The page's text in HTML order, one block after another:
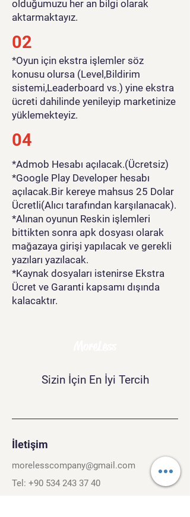
olduğumuzu her an bilgi olarak
aktarmaktayız.
02
*Oyun için ekstra işlemler söz
konusu olursa (Level,Bildirim
sistemi,Leaderboard vs.) yine ekstra
ücreti dahilinde yenileyip marketinize
yüklemekteyiz.
04
*Admob Hesabı açılacak.(Ücretsiz)
*Google Play Developer hesabı
açılacak.Bir kereye mahsus 25 Dolar
Ücretli(Alıcı tarafından karşılanacak).
*Alınan oyunun Reskin işlemleri
bittikten sonra apk dosyası olarak
mağazaya girişi yapılacak ve gerekli
yazıları yazılacak.
*Kaynak dosyaları istenirse Ekstra
Ücret ve Garanti kapsamı dışında
kalacaktır.
Sizin İçin En İyi Tercih
İletişim
morelesscompany@gmail.com
Tel: +90 534 243 37 40